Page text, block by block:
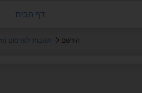
דף הבית
הירשם ל- תגובות לפרסום (Atom)